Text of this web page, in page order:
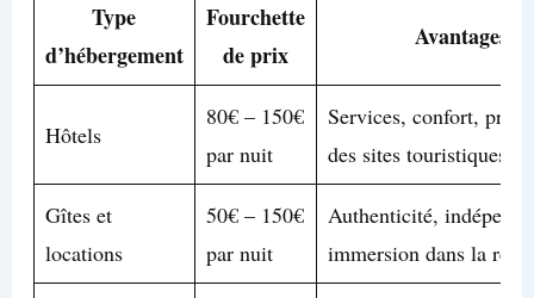
Type
d’hébergement
Fourchette
de prix
Avantages
Hôtels
80€ – 150€
par nuit
Services, confort,
des sites touristiques
Gîtes et
locations
50€ – 150€
par nuit
Authenticité,
immersion dans la